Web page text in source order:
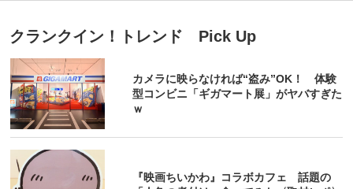
クランクイン！トレンド Pick Up
カメラに映らなければ“盗み”OK！ 体験
型コンビニ「ギガマート展」がヤバすぎた
ｗ
『映画ちいかわ』コラボカフェ 話題の